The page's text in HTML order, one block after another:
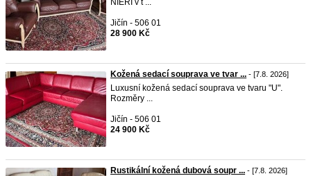
NIERI v t ...
Jičín - 506 01
28 900 Kč
Kožená sedací souprava ve tvar ... - [7.8. 2026]
Luxusní kožená sedací souprava ve tvaru "U".
Rozměry ...
Jičín - 506 01
24 900 Kč
Rustikální kožená dubová soupr ... - [7.8. 2026]